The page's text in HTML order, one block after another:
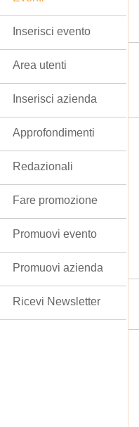
Inserisci evento
Area utenti
Inserisci azienda
Approfondimenti
Redazionali
Fare promozione
Promuovi evento
Promuovi azienda
Ricevi Newsletter